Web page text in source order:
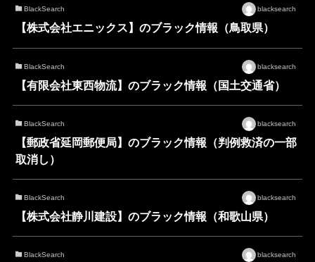
BlackSearch blacksearch
【株式会社エニックス】のブラック情報（鳥取県）
BlackSearch blacksearch
【有限会社東西物流】のブラック情報（国土交通省）
BlackSearch blacksearch
【郵政省延岡郵便局】のブラック情報（判例救済の一部
取消し）
BlackSearch blacksearch
【株式会社静川建設】のブラック情報（和歌山県）
BlackSearch blacksearch